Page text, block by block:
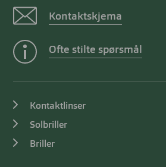
Kontaktskjema
Ofte stilte spørsmål
Kontaktlinser
Solbriller
Briller